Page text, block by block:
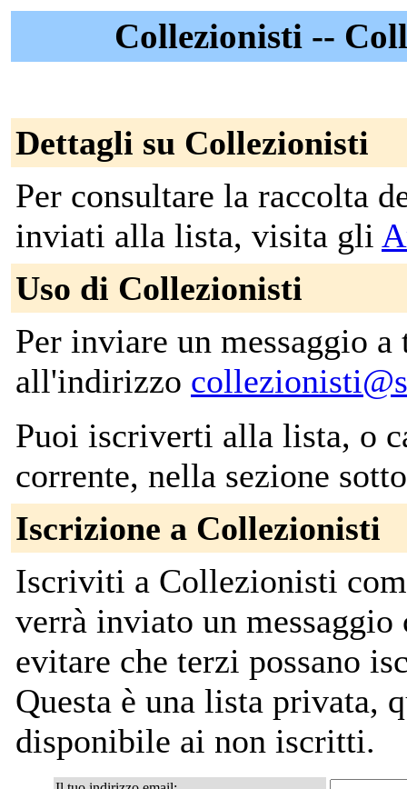
Collezionisti --
Dettagli su Collezionisti
Per consultare la raccolta
inviati alla lista, visita gli
Uso di Collezionisti
Per inviare un messaggio
all'indirizzo
Puoi iscriverti alla lista, o
corrente, nella sezione
Iscrizione a Collezionisti
Iscriviti a Collezionisti
verrà inviato un
evitare che terzi possano
Questa è una lista privata,
disponibile ai non iscritti.